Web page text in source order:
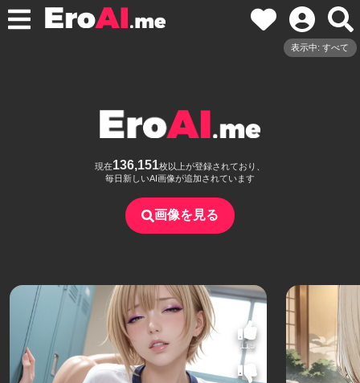
表示中: すべて
現在136,151枚以上が登録されており、
毎日新しいAI画像が追加されています
画像を見る
119